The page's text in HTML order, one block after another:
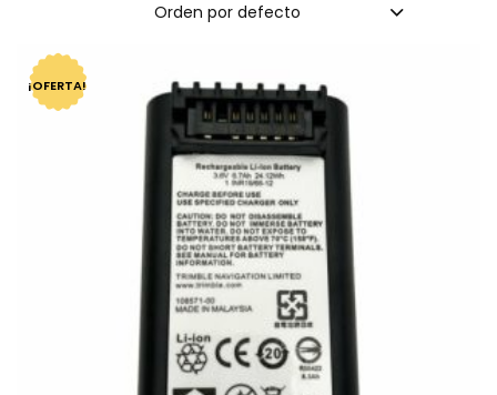
Orden por defecto
¡OFERTA!